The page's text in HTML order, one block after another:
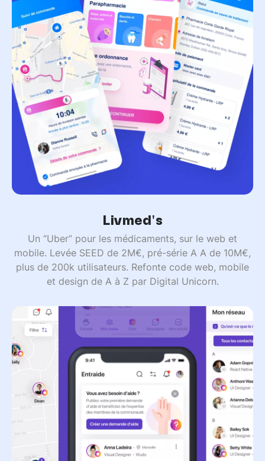
Livmed's
Un “Uber” pour les médicaments, sur le web et
mobile. Levée SEED de 2M€, pré-série A A de 10M€,
plus de 200k utilisateurs. Refonte code web, mobile
et design de A à Z par Digital Unicorn.